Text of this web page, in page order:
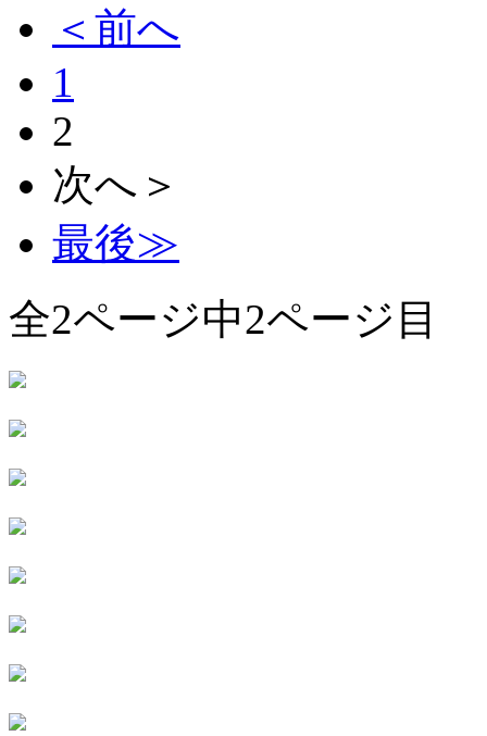
＜前へ
1
2
次へ＞
最後≫
全2ページ中2ページ目